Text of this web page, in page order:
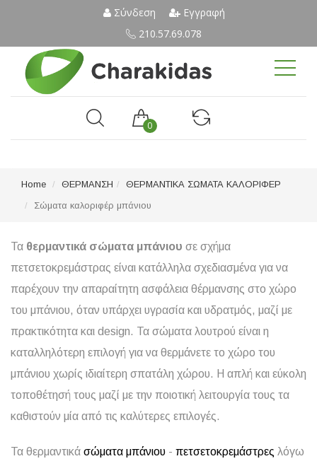
Σύνδεση
Εγγραφή
210.57.69.078
0
Home ΘΕΡΜΑΝΣΗ
ΘΕΡΜΑΝΤΙΚΑ ΣΩΜΑΤΑ ΚΑΛΟΡΙΦΕΡ
Σώματα καλοριφέρ μπάνιου
Τα θερμαντικά σώματα μπάνιου σε σχήμα
πετσετοκρεμάστρας είναι κατάλληλα σχεδιασμένα για να
παρέχουν την απαραίτητη ασφάλεια θέρμανσης στο χώρο
του μπάνιου, όταν υπάρχει υγρασία και υδρατμός, μαζί με
πρακτικότητα και design. Τα σώματα λουτρού είναι η
καταλληλότερη επιλογή για να θερμάνετε το χώρο του
μπάνιου χωρίς ιδιαίτερη σπατάλη χώρου. Η απλή και εύκολη
τοποθέτησή τους μαζί με την ποιοτική λειτουργία τους τα
καθιστούν μία από τις καλύτερες επιλογές.
Τα θερμαντικά σώματα μπάνιου - πετσετοκρεμάστρες λόγω